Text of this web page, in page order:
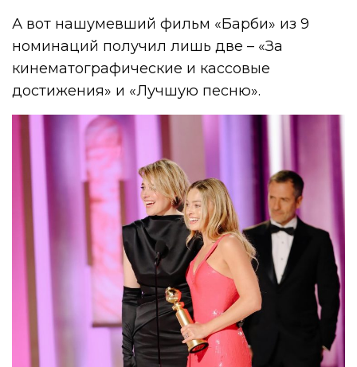
А вот нашумевший фильм «Барби» из 9
номинаций получил лишь две – «За
кинематографические и кассовые
достижения» и «Лучшую песню».